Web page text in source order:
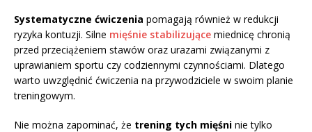
Systematyczne ćwiczenia pomagają również w redukcji
ryzyka kontuzji. Silne mięśnie stabilizujące miednicę chronią
przed przeciążeniem stawów oraz urazami związanymi z
uprawianiem sportu czy codziennymi czynnościami. Dlatego
warto uwzględnić ćwiczenia na przywodziciele w swoim planie
treningowym.
Nie można zapominać, że trening tych mięśni nie tylko